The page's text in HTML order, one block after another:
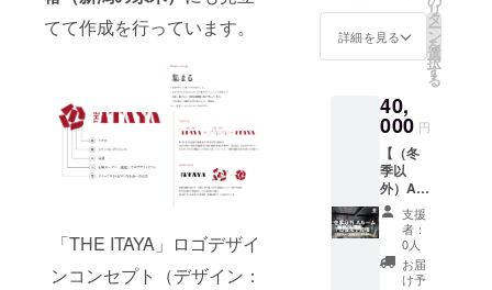
てて作成を行っています。
「THE ITAYA」ロゴデザイ
ンコンセプト（デザイン：
お送り
メール
をご確
にてや
りとり
ただき
ます。
・イン
ター
ネット
環境等
の負担
につい
ては、
支援者
様にて
す。 ・
利用期
・支援
をいた
だいた
後に、
運営側
からの
ご案内
によ
り、今
後のご
利用の
らリノ
ベー
ション
まで、
築士が
住まい
づく
り、空
間づく
りのご
相談に
のりま
す。 ・
ラフプ
ランの
詳細を見る
リ
タ
ー
ン
を
選
択
す
る
40,
000 円
【（冬
季以
外）A
ルーム
１日優
先予約
権（フ
ジロッ
支援
者：
0人
お届
け予